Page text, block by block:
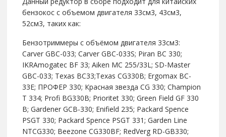
бензокос с объемом двигателя 33см3, 43см3,
52см3, таких как:
Бензотриммеры с объёмом двигателя 33см3:
Carver GBC-033; Carver GBC-033S; Piran BC 330;
IKRAmogatec BF 33; Aiken MC 255/33L; SD-Master
GBC-033; Texas BC33;Texas CG330B; Ergomax BC-
33E; ПРОФЕР 330; Красная звезда CG 330; Champion
T 334; Profi BG330B; Prioritet 330; Green Field GF 330
B; Gardener GCB-330; Enifield 235; Packard Spence
PSGT 330; Packard Spence PSGT 331; Garden Line
NTCG330; Beezone CG330BF; RedVerg RD-GB330;